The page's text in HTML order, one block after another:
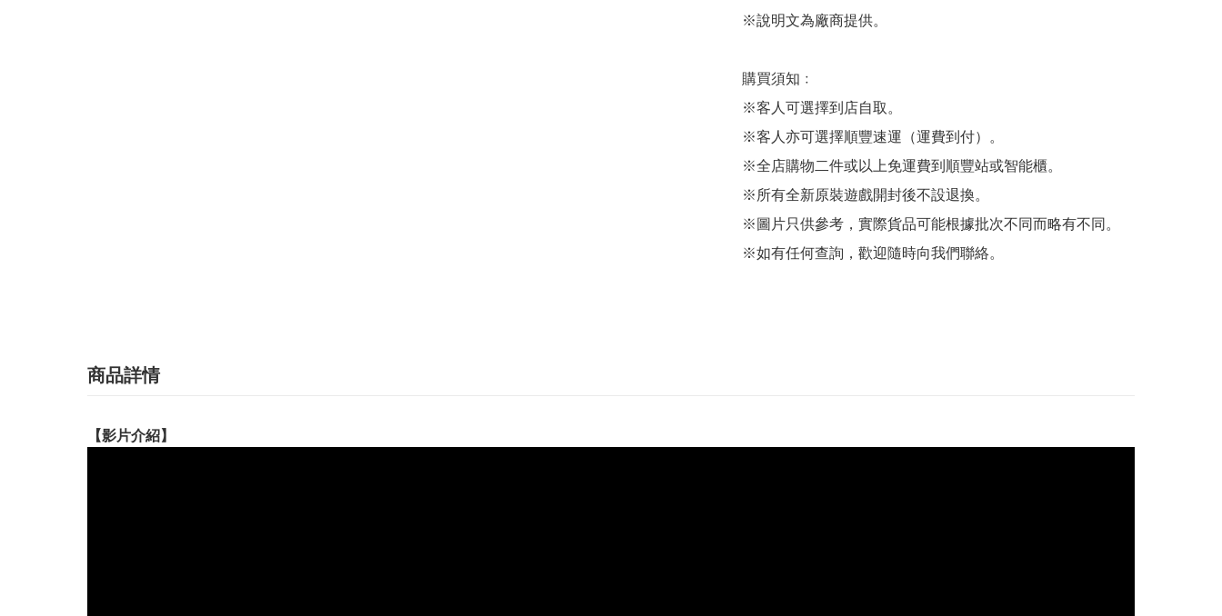
※說明文為廠商提供。
購買須知﹕
※客人可選擇到店自取。
※客人亦可選擇順豐速運（運費到付）。
※全店購物二件或以上免運費到順豐站或智能櫃。
※所有全新原裝遊戲開封後不設退換。
※圖片只供參考，實際貨品可能根據批次不同而略有不同。
※如有任何查詢，歡迎隨時向我們聯絡。
商品詳情
【影片介紹】